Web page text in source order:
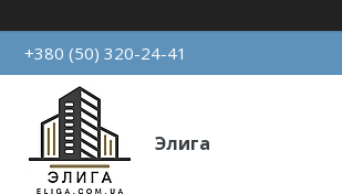
+380 (50) 320-24-41
Элига